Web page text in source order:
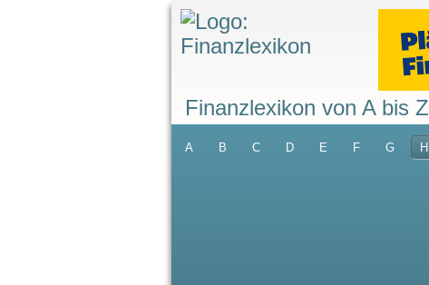
Finanzlexikon von A bis Z
A B C D E F G H